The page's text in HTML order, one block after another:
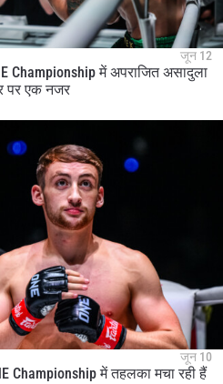
जून 12
Championship में अपराजित असादुला
पर एक नजर
जून 10
Championship में तहलका मचा रही हैं